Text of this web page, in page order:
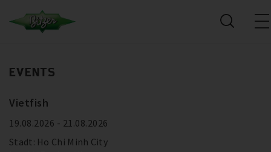
EVENTS
Vietfish
19.08.2026 - 21.08.2026
Stadt: Ho Chi Minh City